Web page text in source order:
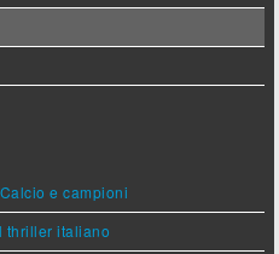
e campioni
thriller italiano